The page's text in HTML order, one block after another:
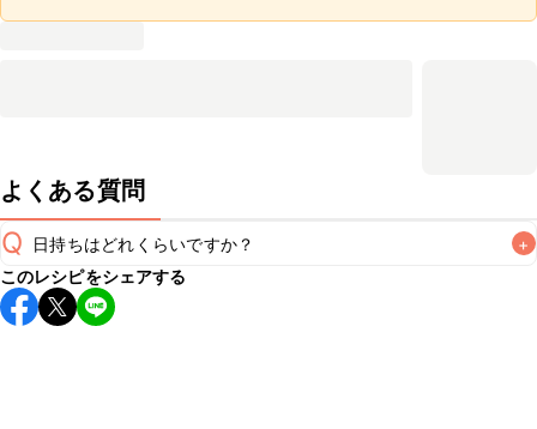
よくある質問
Q 日持ちはどれくらいですか？ +
保存期間は冷蔵で当日中が目安です。なるべくお早めにお召
し上がりください。
このレシピをシェアする